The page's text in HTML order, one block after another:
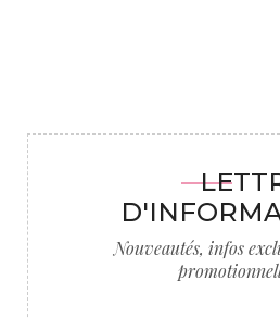
Nouveautés, infos